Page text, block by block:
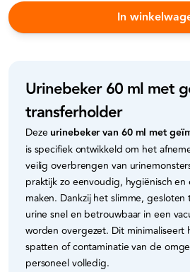
In
Urinebeker 60 ml met
transferholder
Deze urinebeker van 60 ml met
is specifiek ontwikkeld om het
veilig overbrengen van
praktijk zo eenvoudig, hygiënisch
maken. Dankzij het slimme,
urine snel en betrouwbaar in een
worden overgezet. Dit minimaliseert
spatten of contaminatie van de
personeel volledig.